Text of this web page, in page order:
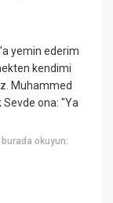
yemin ederim
kendimi
Muhammed
ona: "Ya
burada okuyun: